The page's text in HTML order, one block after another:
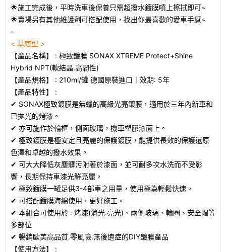
🌟施工完成後，平時洗車後保養只需超撥水鍍膜噴上擦拭即可~
🌟賣場另有其他維護劑可搭配使用，找出你最喜歡的愛車手感~
-
< 基底型 >
【產品名稱】 : 極致鍍膜 SONAX XTREME Protect+Shine
Hybrid NPT(軟結晶.高韌性)
【產品規格】 : 210ml/罐 德國原裝進口｜效期: 5年
【產品特性】 :
✔ SONAX極致鍍膜是無蠟的高級光亮鍍膜，適用於三年內新車和
已拋光的烤漆。
✔ 亦可施作於輪框，側面玻璃，機車塑膠漆面上。
✔ 極致鍍膜是極安定且亮麗的保護鍍膜，能提供長效的保護還原
色澤和卓越的撥水效果。
✔ 可大大降低灰塵髒污附著於漆面，並可耐多次水洗而不受影
響，長期保持車漆光鮮亮麗。
✔ 極致鍍膜一罐足供3-4部車之用量，使用極為輕鬆快速。
✔ 可搭配鍍膜海綿使用，更好施工。
✔ 本組合可使用於 : 烤漆(消光.亮光)、兩側玻璃、輪圈、安全帽等
多部位
✔ 暢銷歐美高品質.零風險.無後遺症的DIY鍍膜產品
【使用方法】 :